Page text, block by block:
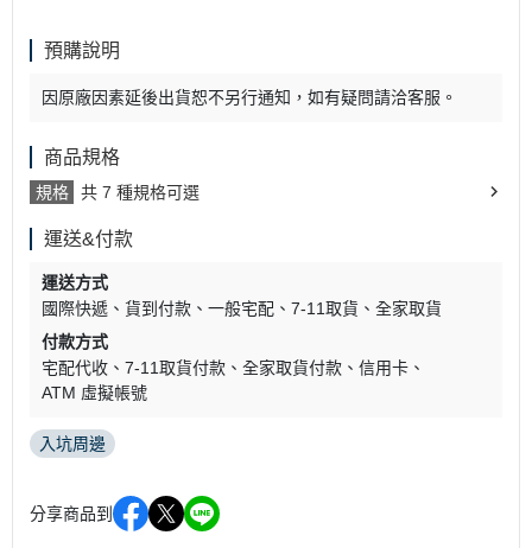
預購說明
因原廠因素延後出貨恕不另行通知，如有疑問請洽客服。
商品規格
規格 共 7 種規格可選
運送&付款
運送方式
國際快遞
貨到付款 一般宅配 7-11取貨
全家取貨
付款方式
宅配代收
7-11取貨付款 全家取貨付款
信用卡
ATM 虛擬帳號
入坑周邊
分享商品到